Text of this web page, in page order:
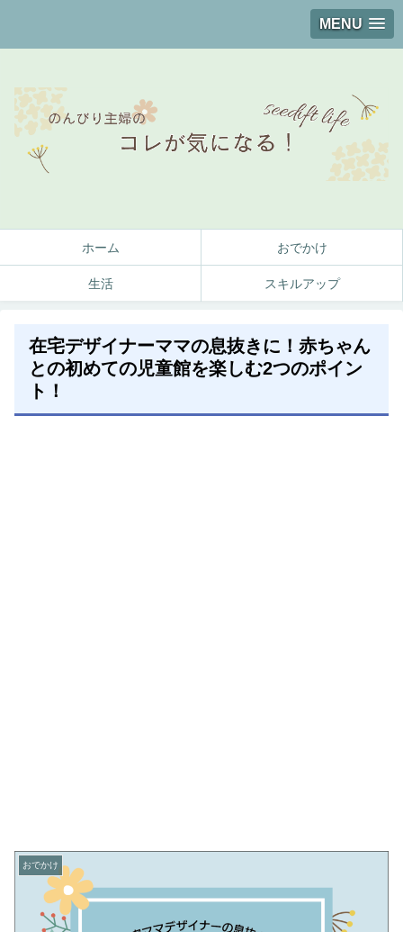
MENU
ホーム おでかけ
生活 スキルアップ
在宅デザイナーママの息抜きに！赤ちゃん
との初めての児童館を楽しむ2つのポイン
ト！
おでかけ